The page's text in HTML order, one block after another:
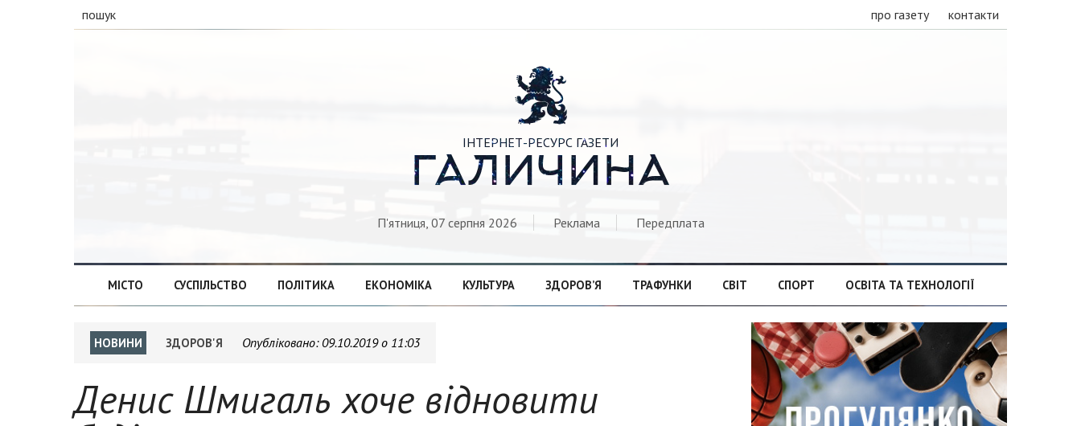
пошук про газету контакти

ІНТЕРНЕТ-РЕСУРС ГАЗЕТИ
ГАЛИЧИНА
П'ятниця, 07 серпня 2026 Реклама Передплата
МІСТО СУСПІЛЬСТВО ПОЛІТИКА ЕКОНОМІКА КУЛЬТУРА ЗДОРОВ’Я ТРАФУНКИ СВІТ СПОРТ ОСВІТА ТА ТЕХНОЛОГІЇ
НОВИНИ ЗДОРОВ'Я Опубліковано: 09.10.2019 о 11:03
Денис Шмигаль хоче відновити